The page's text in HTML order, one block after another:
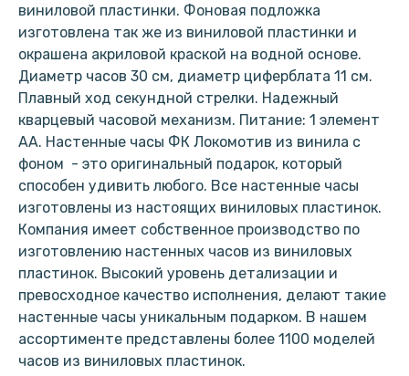
виниловой пластинки. Фоновая подложка
изготовлена так же из виниловой пластинки и
окрашена акриловой краской на водной основе.
Диаметр часов 30 см, диаметр циферблата 11 см.
Плавный ход секундной стрелки. Надежный
кварцевый часовой механизм. Питание: 1 элемент
АА. Настенные часы ФК Локомотив из винила с
фоном - это оригинальный подарок, который
способен удивить любого. Все настенные часы
изготовлены из настоящих виниловых пластинок.
Компания имеет собственное производство по
изготовлению настенных часов из виниловых
пластинок. Высокий уровень детализации и
превосходное качество исполнения, делают такие
настенные часы уникальным подарком. В нашем
ассортименте представлены более 1100 моделей
часов из виниловых пластинок.